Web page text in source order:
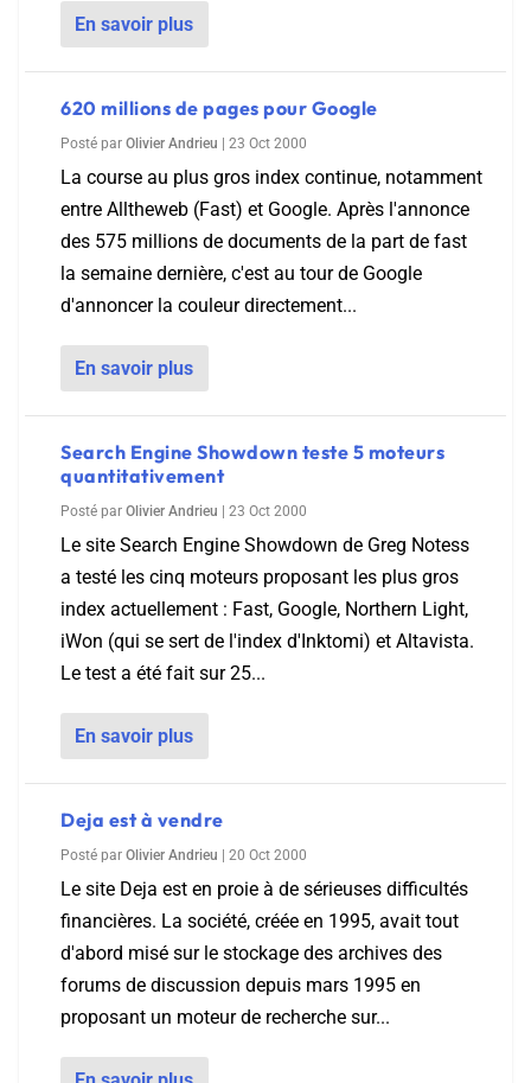
En savoir plus
620 millions de pages pour Google
Posté par Olivier Andrieu 23 Oct 2000
La course au plus gros index continue, notamment
entre Alltheweb (Fast) et Google. Après l'annonce
des 575 millions de documents de la part de fast
la semaine dernière, c'est au tour de Google
d'annoncer la couleur directement...
En savoir plus
Search Engine Showdown teste 5 moteurs
quantitativement
Posté par Olivier Andrieu 23 Oct 2000
Le site Search Engine Showdown de Greg Notess
a testé les cinq moteurs proposant les plus gros
index actuellement : Fast, Google, Northern Light,
iWon (qui se sert de l'index d'Inktomi) et Altavista.
Le test a été fait sur 25...
En savoir plus
Deja est à vendre
Posté par Olivier Andrieu 20 Oct 2000
Le site Deja est en proie à de sérieuses difficultés
financières. La société, créée en 1995, avait tout
d'abord misé sur le stockage des archives des
forums de discussion depuis mars 1995 en
proposant un moteur de recherche sur...